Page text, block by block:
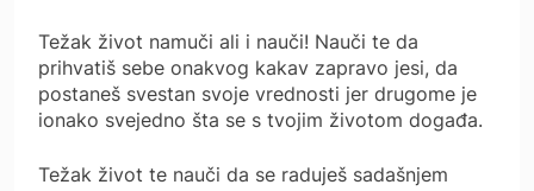
Težak život namuči ali i nauči! Nauči te da
prihvatiš sebe onakvog kakav zapravo jesi, da
postaneš svestan svoje vrednosti jer drugome je
ionako svejedno šta se s tvojim životom događa.
Težak život te nauči da se raduješ sadašnjem